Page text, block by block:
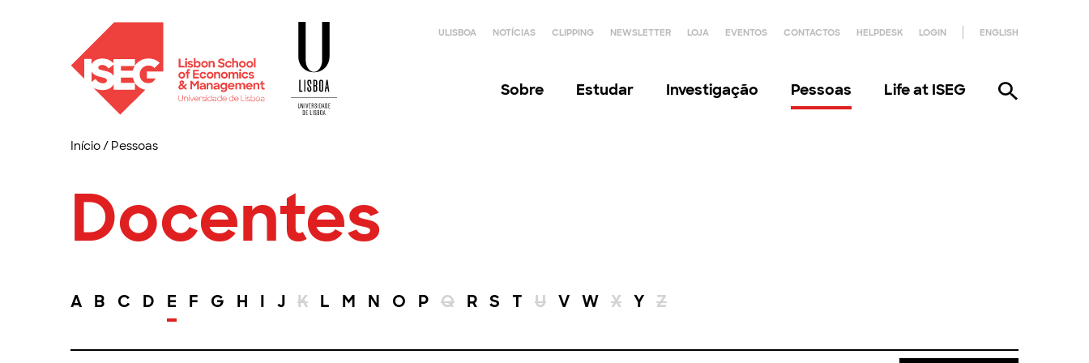
ULISBOA NOTÍCIAS CLIPPING NEWSLETTER LOJA EVENTOS CONTACTOS HELPDESK LOGIN ENGLISH
Sobre Estudar Investigação Pessoas Life at ISEG
Início/ Pessoas
Docentes
A B C D E F G H I J K L M N O P Q R S T U V W X Y Z